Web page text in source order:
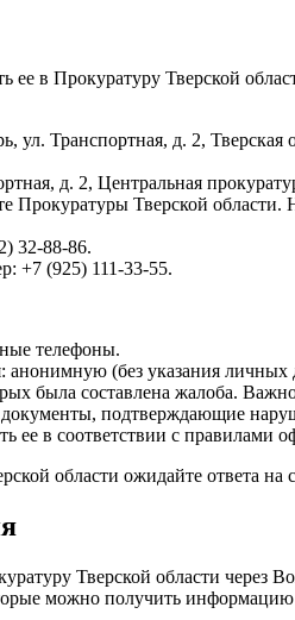
ее в Прокуратуру Тверской
ул. Транспортная, д. 2, Тверская
д. 2, Центральная
Прокуратуры Тверской
32-88-86.
+7 (925) 111-33-55.
телефоны.
анонимную (без указания
была составлена жалоба.
подтверждающие
ее в соответствии с правилами
области ожидайте ответа на
Тверской области через
можно получить информацию